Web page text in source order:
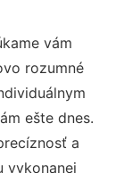
vám
rozumné
ešte dnes.
a
vykonanej